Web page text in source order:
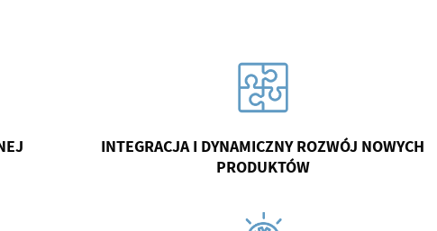
INTEGRACJA I DYNAMICZNY ROZWÓJ NOWYCH
PRODUKTÓW